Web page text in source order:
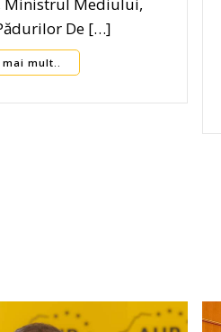
De […]
mai mult..